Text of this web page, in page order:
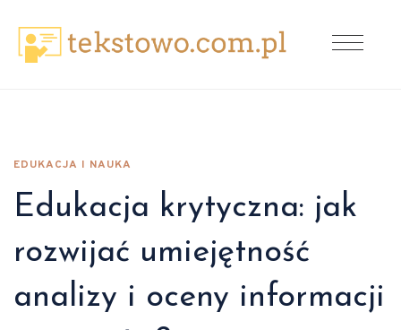
EDUKACJA I NAUKA
Edukacja krytyczna: jak
rozwijać umiejętność
analizy i oceny informacji